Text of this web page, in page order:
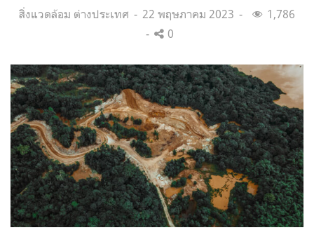
Categories:
สิ่งแวดล้อม ต่างประเทศ
Posted
on
22 พฤษภาคม 2023
1,786
0